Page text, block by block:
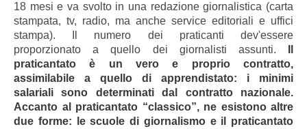
18 mesi e va svolto in una redazione giornalistica (carta
stampata, tv, radio, ma anche service editoriali e uffici
stampa). Il numero dei praticanti dev'essere
proporzionato a quello dei giornalisti assunti.
praticantato è un vero e proprio contratto,
assimilabile a quello di apprendistato: i minimi
salariali sono determinati dal contratto nazionale.
Accanto al praticantato “classico”, ne esistono altre
due forme: le scuole di giornalismo e il praticantato